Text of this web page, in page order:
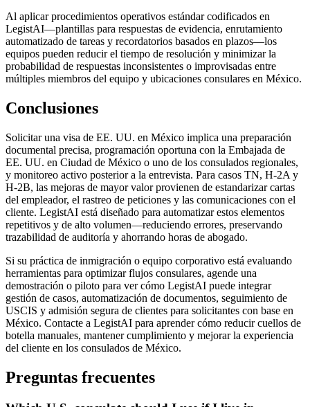
Al aplicar procedimientos operativos estándar codificados en
LegistAI—plantillas para respuestas de evidencia, enrutamiento
automatizado de tareas y recordatorios basados en plazos—los
equipos pueden reducir el tiempo de resolución y minimizar la
probabilidad de respuestas inconsistentes o improvisadas entre
múltiples miembros del equipo y ubicaciones consulares en México.
Conclusiones
Solicitar una visa de EE. UU. en México implica una preparación
documental precisa, programación oportuna con la Embajada de
EE. UU. en Ciudad de México o uno de los consulados regionales,
y monitoreo activo posterior a la entrevista. Para casos TN, H-2A y
H-2B, las mejoras de mayor valor provienen de estandarizar cartas
del empleador, el rastreo de peticiones y las comunicaciones con el
cliente. LegistAI está diseñado para automatizar estos elementos
repetitivos y de alto volumen—reduciendo errores, preservando
trazabilidad de auditoría y ahorrando horas de abogado.
Si su práctica de inmigración o equipo corporativo está evaluando
herramientas para optimizar flujos consulares, agende una
demostración o piloto para ver cómo LegistAI puede integrar
gestión de casos, automatización de documentos, seguimiento de
USCIS y admisión segura de clientes para solicitantes con base en
México. Contacte a LegistAI para aprender cómo reducir cuellos de
botella manuales, mantener cumplimiento y mejorar la experiencia
del cliente en los consulados de México.
Preguntas frecuentes